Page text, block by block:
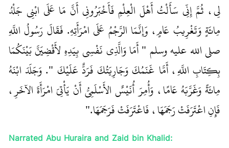
لِي، ثُمَّ إِنِّي سَأَلْتُ أَهْلَ الْعِلْمِ فَأَخْبَرُونِي أَنَّ مَا عَلَى ابْنِي جَلْدُ
مِائَةٍ وَتَغْرِيبُ عَامٍ، وَإِنَّمَا الرَّجْمُ عَلَى امْرَأَتِهِ‏.‏ فَقَالَ رَسُولُ اللَّهِ
صلى الله عليه وسلم ‏"‏ أَمَا وَالَّذِي نَفْسِي بِيَدِهِ لأَقْضِيَنَّ بَيْنَكُمَا
بِكِتَابِ اللَّهِ، أَمَّا غَنَمُكَ وَجَارِيَتُكَ فَرَدٌّ عَلَيْكَ ‏"‏‏.‏ وَجَلَدَ ابْنَهُ
مِائَةً وَغَرَّبَهُ عَامًا، وَأُمِرَ أُنَيْسٌ الأَسْلَمِيُّ أَنْ يَأْتِيَ امْرَأَةَ الآخَرِ،
فَإِنِ اعْتَرَفَتْ رَجَمَهَا، فَاعْتَرَفَتْ فَرَجَمَهَا‏.‏"
Narrated Abu Huraira and Zaid bin Khalid: